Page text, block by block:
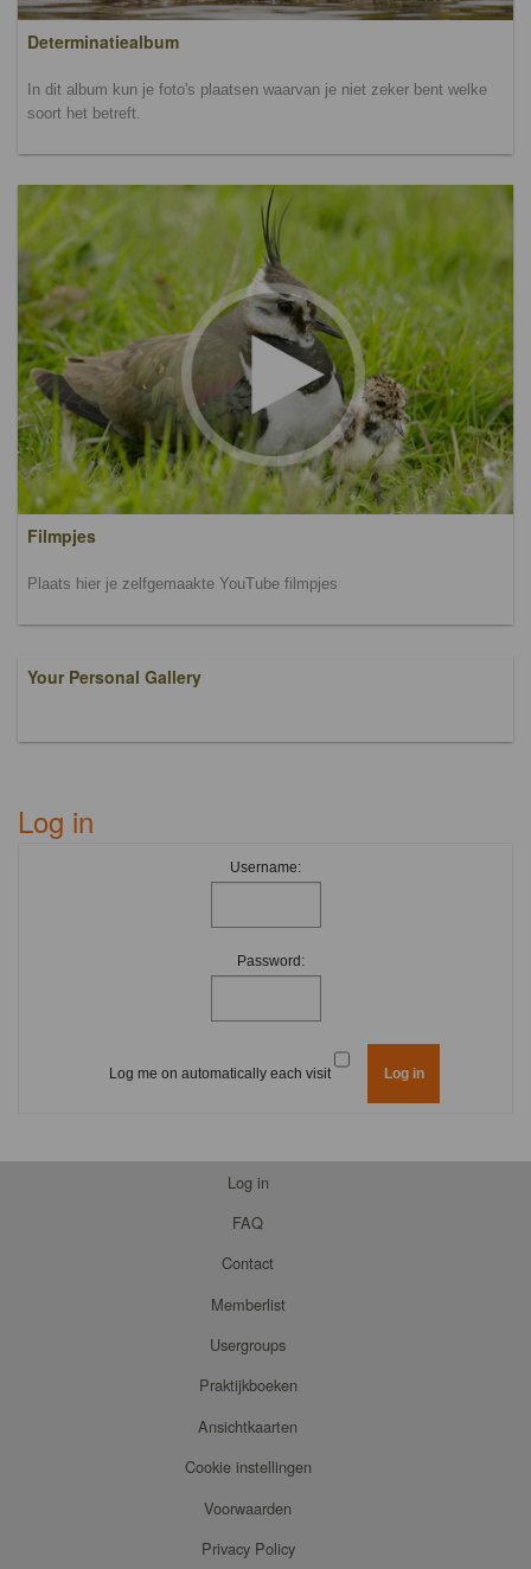
Determinatiealbum
In dit album kun je foto's plaatsen waarvan je niet zeker bent welke
soort het betreft.
Filmpjes
Plaats hier je zelfgemaakte YouTube filmpjes
Your Personal Gallery
Log in
Username:
Password:
Log me on automatically each visit
Log in
FAQ
Contact
Memberlist
Usergroups
Praktijkboeken
Ansichtkaarten
Cookie instellingen
Voorwaarden
Privacy Policy